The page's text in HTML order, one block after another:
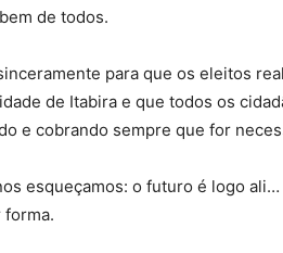
de todos.
para que os eleitos
de Itabira e que todos os
e cobrando sempre que for
esqueçamos: o futuro é logo
forma.